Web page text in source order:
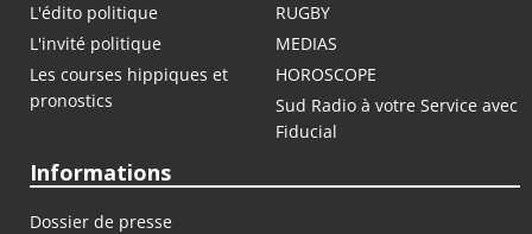
L'édito politique
RUGBY
L'invité politique
MEDIAS
Les courses hippiques et
pronostics
HOROSCOPE
Sud Radio à votre Service avec
Fiducial
Informations
Dossier de presse